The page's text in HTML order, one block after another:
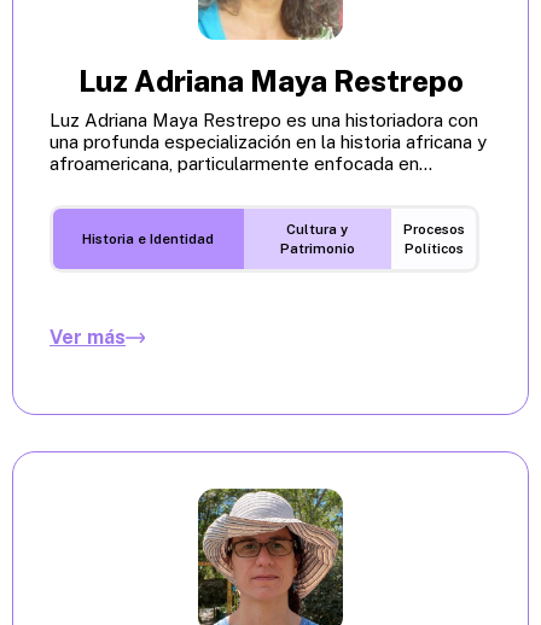
Luz Adriana Maya Restrepo
Luz Adriana Maya Restrepo es una historiadora con
una profunda especialización en la historia africana y
afroamericana, particularmente enfocada en...
Historia e Identidad
Cultura y
Patrimonio
Procesos
Políticos
Ver más